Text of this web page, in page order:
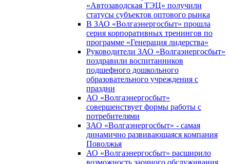
«Автозаводская ТЭЦ» получили
статусы субъектов оптового рынка
В ЗАО «Волгаэнергосбыт» прошла
серия корпоративных тренингов по
программе «Генерация лидерства»
Руководители ЗАО «Волгаэнергосбыт»
поздравили воспитанников
подшефного дошкольного
образовательного учреждения с
праздни
АО «Волгаэнергосбыт»
совершенствует формы работы с
потребителями
ЗАО «Волгаэнергосбыт» - самая
динамично развивающаяся компания
Поволжья
АО «Волгаэнергосбыт» расширило